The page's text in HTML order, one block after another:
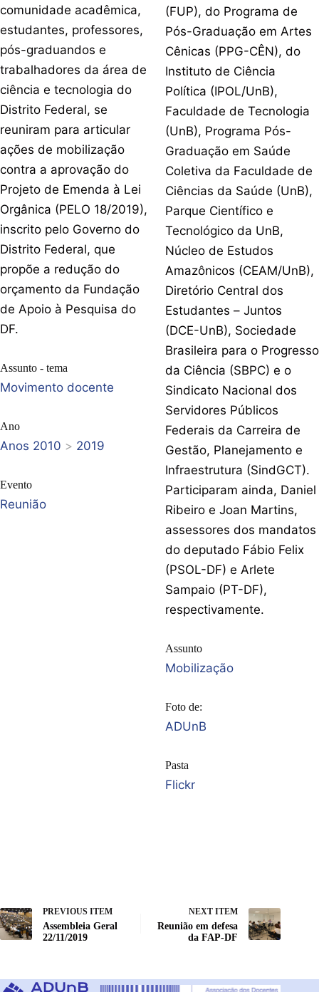
comunidade acadêmica,
estudantes, professores,
pós-graduandos e
trabalhadores da área de
ciência e tecnologia do
Distrito Federal, se
reuniram para articular
ações de mobilização
contra a aprovação do
Projeto de Emenda à Lei
Orgânica (PELO 18/2019),
inscrito pelo Governo do
Distrito Federal, que
propõe a redução do
orçamento da Fundação
de Apoio à Pesquisa do
DF.
Assunto - tema
Movimento docente
Ano
Anos 2010 > 2019
Evento
Reunião
(FUP), do Programa de
Pós-Graduação em Artes
Cênicas (PPG-CÊN), do
Instituto de Ciência
Política (IPOL/UnB),
Faculdade de Tecnologia
(UnB), Programa Pós-
Graduação em Saúde
Coletiva da Faculdade de
Ciências da Saúde (UnB),
Parque Científico e
Tecnológico da UnB,
Núcleo de Estudos
Amazônicos (CEAM/UnB),
Diretório Central dos
Estudantes – Juntos
(DCE-UnB), Sociedade
Brasileira para o Progresso
da Ciência (SBPC) e o
Sindicato Nacional dos
Servidores Públicos
Federais da Carreira de
Gestão, Planejamento e
Infraestrutura (SindGCT).
Participaram ainda, Daniel
Ribeiro e Joan Martins,
assessores dos mandatos
do deputado Fábio Felix
(PSOL-DF) e Arlete
Sampaio (PT-DF),
respectivamente.
Assunto
Mobilização
Foto de:
ADUnB
Pasta
Flickr
PREVIOUS ITEM
Assembleia Geral
22/11/2019
NEXT ITEM
Reunião em defesa
da FAP-DF